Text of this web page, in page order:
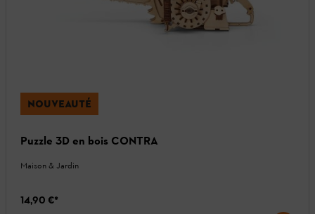
NOUVEAUTÉ
Puzzle 3D en bois CONTRA
Maison & Jardin
14,90 €*